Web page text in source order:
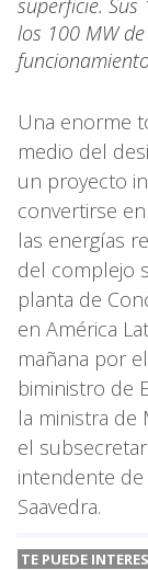
los 100 MW
Una enorme
medio del
un proyecto
convertirse
las energías
del complejo
planta de
en América
mañana por
biministro de
la ministra de
el
intendente de
Saavedra.
TE PUEDE